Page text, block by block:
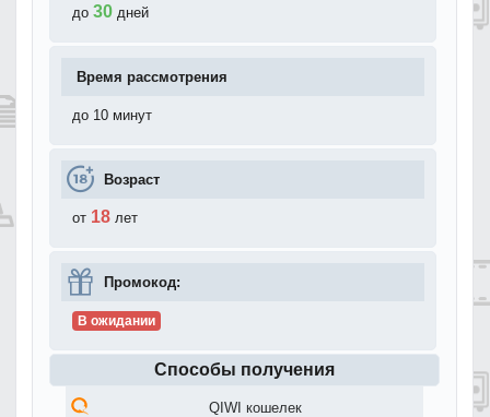
до 30 дней
Время рассмотрения
до 10 минут
Возраст
от 18 лет
Промокод:
В ожидании
Способы получения
QIWI кошелек